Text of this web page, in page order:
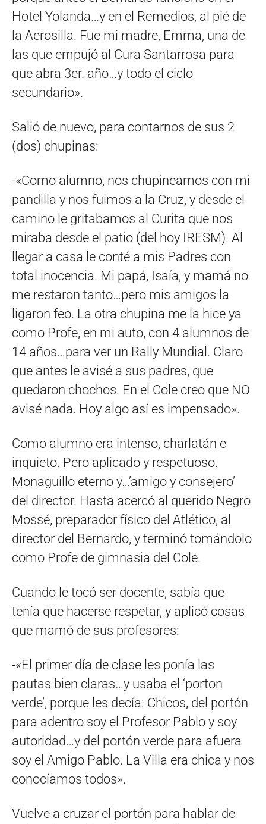
Hotel Yolanda…y en el Remedios, al pié de
la Aerosilla. Fue mi madre, Emma, una de
las que empujó al Cura Santarrosa para
que abra 3er. año…y todo el ciclo
secundario».
Salió de nuevo, para contarnos de sus 2
(dos) chupinas:
-«Como alumno, nos chupineamos con mi
pandilla y nos fuimos a la Cruz, y desde el
camino le gritabamos al Curita que nos
miraba desde el patio (del hoy IRESM). Al
llegar a casa le conté a mis Padres con
total inocencia. Mi papá, Isaía, y mamá no
me restaron tanto…pero mis amigos la
ligaron feo. La otra chupina me la hice ya
como Profe, en mi auto, con 4 alumnos de
14 años…para ver un Rally Mundial. Claro
que antes le avisé a sus padres, que
quedaron chochos. En el Cole creo que NO
avisé nada. Hoy algo así es impensado».
Como alumno era intenso, charlatán e
inquieto. Pero aplicado y respetuoso.
Monaguillo eterno y…’amigo y consejero’
del director. Hasta acercó al querido Negro
Mossé, preparador físico del Atlético, al
director del Bernardo, y terminó tomándolo
como Profe de gimnasia del Cole.
Cuando le tocó ser docente, sabía que
tenía que hacerse respetar, y aplicó cosas
que mamó de sus profesores:
-«El primer día de clase les ponía las
pautas bien claras…y usaba el ‘porton
verde’, porque les decía: Chicos, del portón
para adentro soy el Profesor Pablo y soy
autoridad…y del portón verde para afuera
soy el Amigo Pablo. La Villa era chica y nos
conocíamos todos».
Vuelve a cruzar el portón para hablar de